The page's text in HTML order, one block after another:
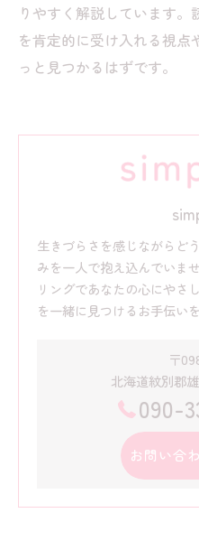
りやすく解説しています
を肯定的に受け入れる視点
っと見つかるはずです。
生きづらさを感じながらど
みを一人で抱え込んでいま
リングであなたの心にやさ
を一緒に見つけるお手伝い
〒
北海道紋別郡
090-
お問い合